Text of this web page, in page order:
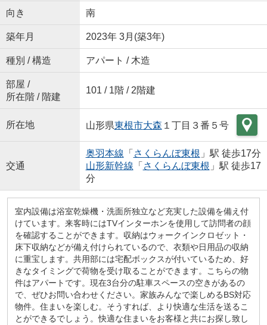
向き 南
築年月 2023年 3月(築3年)
種別 / 構造 アパート / 木造
部屋 /
所在階 / 階建
101 / 1階 / 2階建
所在地 山形県東根市大森 １丁目３番５号
交通
奥羽本線 「 さくらんぼ東根 」駅 徒歩17分
山形新幹線 「 さくらんぼ東根 」駅 徒歩17
分
室内設備は浴室乾燥機・洗面所独立など充実した設備を備え付
けています。来客時にはTVインターホンを使用して訪問者の顔
を確認することができます。収納はウォークインクロゼット・
床下収納などが備え付けられているので、衣類や日用品の収納
に重宝します。共用部には宅配ボックスが付いているため、好
きなタイミングで荷物を受け取ることができます。こちらの物
件はアパートです。現在3台分の駐車スペースの空きがあるの
で、ぜひお問い合わせください。家族みんなで楽しめるBS対応
物件。住まいを楽しむ。そうすれば、より快適な生活を送るこ
とができるでしょう。快適な住まいをお客様と共にお探し致し